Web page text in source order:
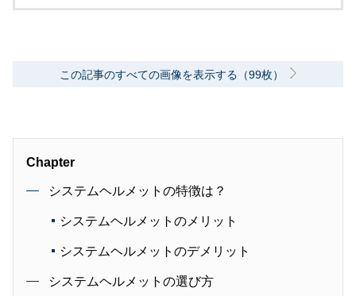
この記事のすべての画像を表示する（99枚）
Chapter
システムヘルメットの特徴は？
システムヘルメットのメリット
システムヘルメットのデメリット
システムヘルメットの選び方